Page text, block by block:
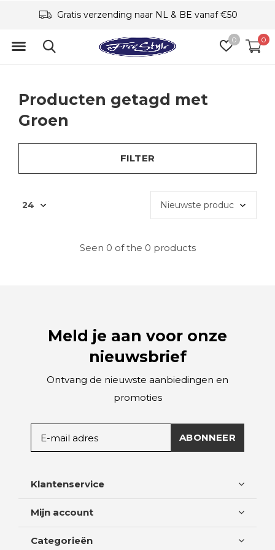
0 0
Gratis verzending naar NL & BE vanaf €50
Producten getagd met
Groen
FILTER
Seen 0 of the 0 products
Meld je aan voor onze
nieuwsbrief
Ontvang de nieuwste aanbiedingen en
promoties
ABONNEER
Klantenservice
Mijn account
Categorieën